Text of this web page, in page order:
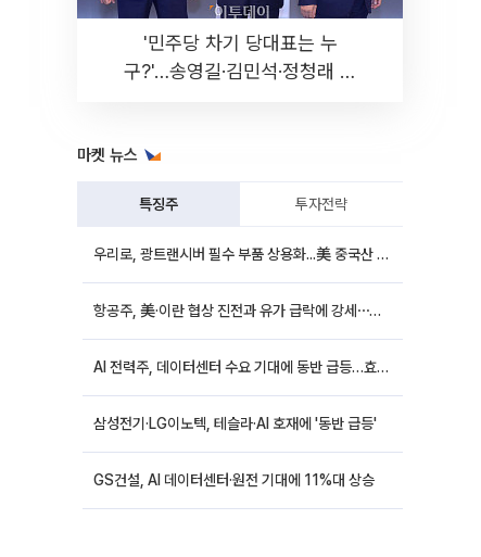
'민주당 차기 당대표는 누
구?'…송영길·김민석·정청래 토
마켓 뉴스
특징주 투자전략
우리로, 광트랜시버 필수 부품 상용화...美 중국산 퇴출 추진에 상승세
항공주, 美·이란 협상 진전과 유가 급락에 강세⋯한진칼 8%↑
AI 전력주, 데이터센터 수요 기대에 동반 급등…효성중공업 10%↑
삼성전기·LG이노텍, 테슬라·AI 호재에 '동반 급등'
GS건설, AI 데이터센터·원전 기대에 11%대 상승